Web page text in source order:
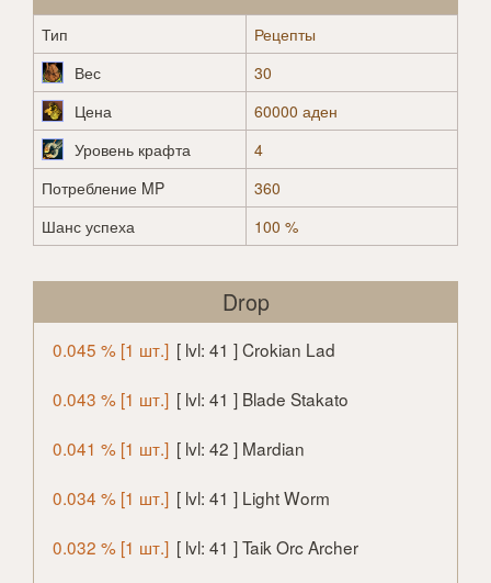
Тип
Рецепты
Вес
30
Цена
60000 аден
Уровень крафта
4
Потребление MP
360
Шанс успеха
100 %
Drop
0.045 % [1 шт.] [ lvl: 41 ] Crokian Lad
0.043 % [1 шт.] [ lvl: 41 ] Blade Stakato
0.041 % [1 шт.] [ lvl: 42 ] Mardian
0.034 % [1 шт.] [ lvl: 41 ] Light Worm
0.032 % [1 шт.] [ lvl: 41 ] Taik Orc Archer